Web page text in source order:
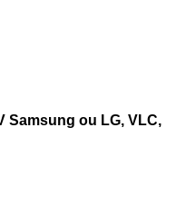
Samsung ou LG, VLC,